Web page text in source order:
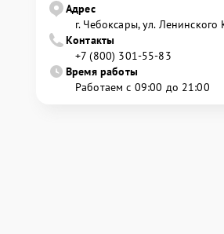
Адрес
г. Чебоксары, ул.
Контакты
+7 (800) 301-55-83
Время работы
Работаем с 09:00 до 21:00